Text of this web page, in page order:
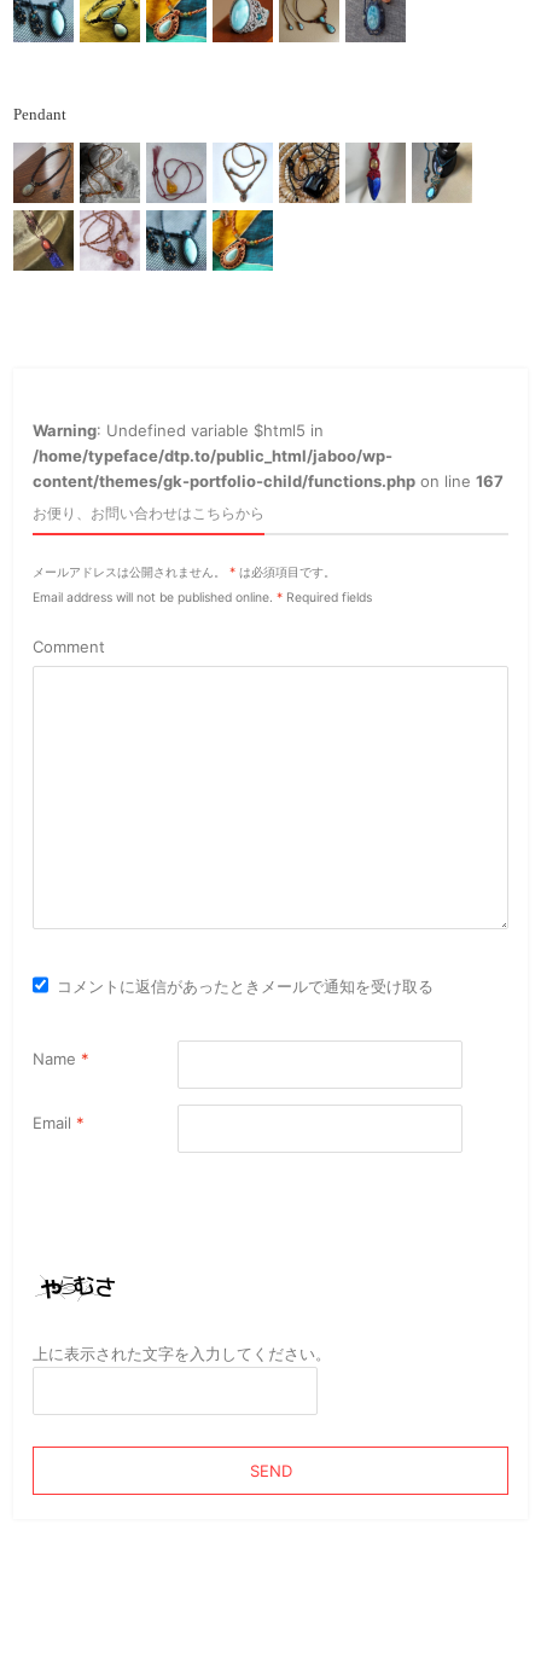
Pendant
Warning: Undefined variable $html5 in
/home/typeface/dtp.to/public_html/jaboo/wp-
content/themes/gk-portfolio-child/functions.php on line167
お便り、お問い合わせはこちらから
メールアドレスは公開されません。* は必須項目です。
Email address will not be published online.* Required fields
Comment
コメントに返信があったときメールで通知を受け取る
Name *
Email *
上に表示された文字を入力してください。